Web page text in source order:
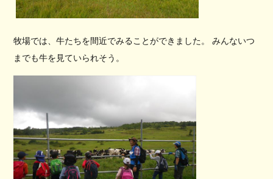
牧場では、牛たちを間近でみることができました。 みんないつ
までも牛を見ていられそう。